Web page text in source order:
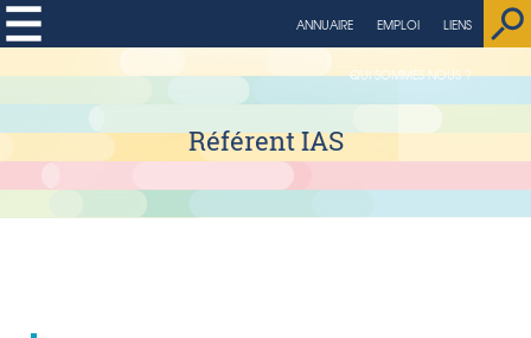
LIENS
EMPLOI
ANNUAIRE
QUI SOMMES NOUS ?
string(4) "page"
Référent IAS